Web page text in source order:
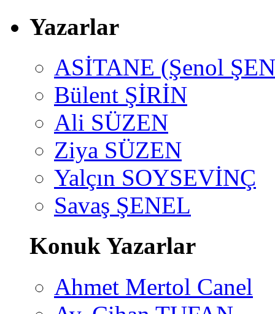
Yazarlar
ASİTANE (Şenol
Bülent ŞİRİN
Ali SÜZEN
Ziya SÜZEN
Yalçın SOYSEVİNÇ
Savaş ŞENEL
Konuk Yazarlar
Ahmet Mertol Canel